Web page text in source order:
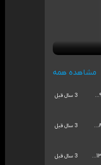
مشاهده همه
3 سال قبل
3 سال قبل
3 سال قبل